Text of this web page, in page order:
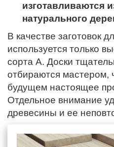
изготавливаются
натурального
В качестве заготовок
используется только
сорта А. Доски
отбираются мастером,
будущем настоящее
Отдельное внимание
древесины и ее